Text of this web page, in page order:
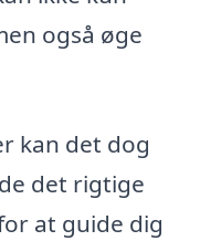
også øge
kan det dog
det rigtige
at guide dig